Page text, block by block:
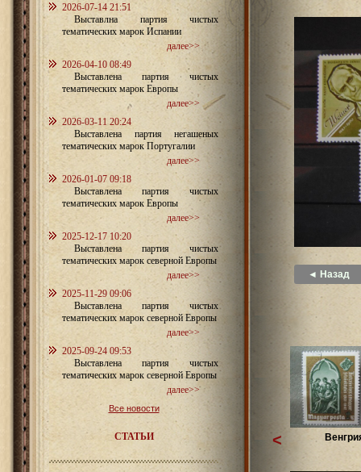
2026-07-14 21:51
Выставлна партия чистых
тематических марок Испании
далее>>
2026-04-10 08:49
Выставлена партия чистых
тематических марок Европы
далее>>
2026-03-11 20:24
Выставлена партия негашеных
тематических марок Португалии
далее>>
2026-01-07 09:18
Выставлена партия чистых
тематических марок Европы
далее>>
2025-12-17 10:20
Выставлена партия чистых
тематических марок северной Европы
далее>>
2025-11-29 09:06
Выставлена партия чистых
тематических марок северной Европы
далее>>
2025-09-24 09:53
Выставлена партия чистых
тематических марок северной Европы
далее>>
Все новости
СТАТЬИ
◄ Назад
<